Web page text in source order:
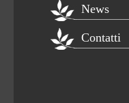
News
Contatti